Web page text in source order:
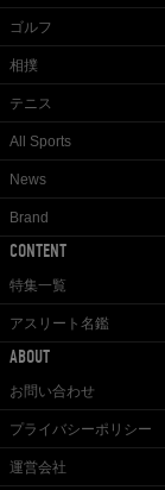
ゴルフ
相撲
テニス
All Sports
News
Brand
CONTENT
特集一覧
アスリート名鑑
ABOUT
お問い合わせ
プライバシーポリシー
運営会社